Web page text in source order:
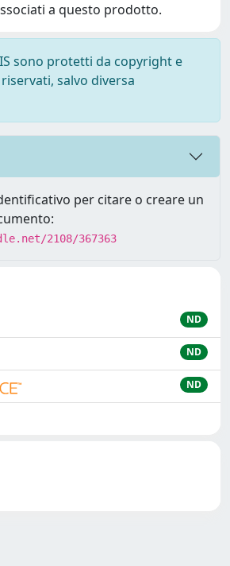
a questo prodotto.
sono protetti da copyright e
salvo diversa
per citare o creare un
2108/367363
ND
ND
ND